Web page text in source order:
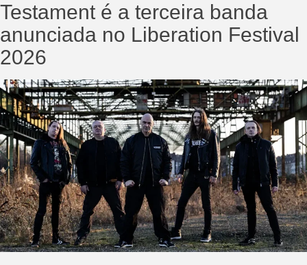
Testament é a terceira banda
anunciada no Liberation Festival
2026